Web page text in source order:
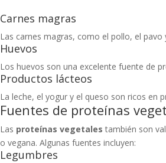
Carnes magras
Las carnes magras, como el pollo, el
Huevos
Los huevos son una excelente fuente de
Productos lácteos
La leche, el yogur y el queso son ricos en
Fuentes de proteínas
Las proteínas vegetales también son
o vegana. Algunas fuentes incluyen:
Legumbres